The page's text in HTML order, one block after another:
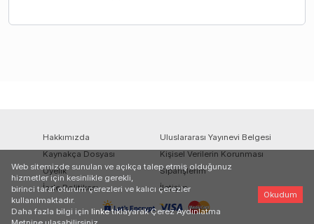
Hakkımızda
Uluslararası Yayınevi Belgesi
Kaynakça Dosyası
Kişisel Verilerin Korunması
Üyelik
Siparişlerim
İade Politikası
İletişim
Web sitemizde sunulan ve açıkça talep etmiş olduğunuz
hizmetler için kesinlikle gerekli,
birinci taraf oturum çerezleri ve kalıcı çerezler
kullanılmaktadır.
Daha fazla bilgi için linke tıklayarak Çerez Aydınlatma
Okudum